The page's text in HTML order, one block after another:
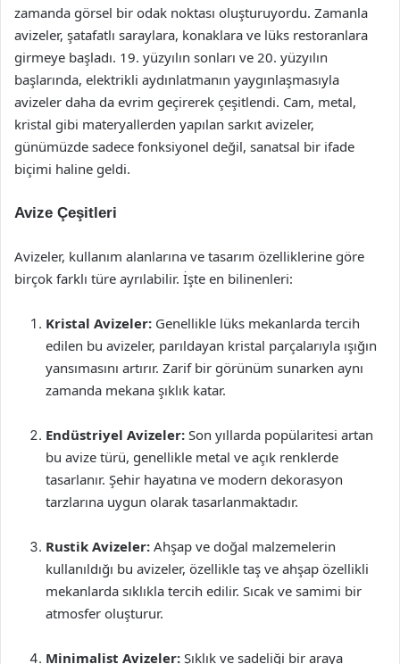
zamanda görsel bir odak noktası oluşturuyordu. Zamanla
avizeler, şatafatlı saraylara, konaklara ve lüks restoranlara
girmeye başladı. 19. yüzyılın sonları ve 20. yüzyılın
başlarında, elektrikli aydınlatmanın yaygınlaşmasıyla
avizeler daha da evrim geçirerek çeşitlendi. Cam, metal,
kristal gibi materyallerden yapılan sarkıt avizeler,
günümüzde sadece fonksiyonel değil, sanatsal bir ifade
biçimi haline geldi.
Avize Çeşitleri
Avizeler, kullanım alanlarına ve tasarım özelliklerine göre
birçok farklı türe ayrılabilir. İşte en bilinenleri:
Kristal Avizeler: Genellikle lüks mekanlarda tercih
edilen bu avizeler, parıldayan kristal parçalarıyla ışığın
yansımasını artırır. Zarif bir görünüm sunarken aynı
zamanda mekana şıklık katar.
Endüstriyel Avizeler: Son yıllarda popülaritesi artan
bu avize türü, genellikle metal ve açık renklerde
tasarlanır. Şehir hayatına ve modern dekorasyon
tarzlarına uygun olarak tasarlanmaktadır.
Rustik Avizeler: Ahşap ve doğal malzemelerin
kullanıldığı bu avizeler, özellikle taş ve ahşap özellikli
mekanlarda sıklıkla tercih edilir. Sıcak ve samimi bir
atmosfer oluşturur.
Minimalist Avizeler: Şıklık ve sadeliği bir araya